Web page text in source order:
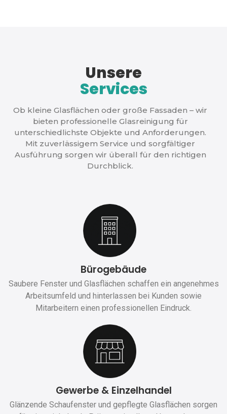
Unsere
Services
Ob kleine Glasflächen oder große Fassaden – wir
bieten professionelle Glasreinigung für
unterschiedlichste Objekte und Anforderungen.
Mit zuverlässigem Service und sorgfältiger
Ausführung sorgen wir überall für den richtigen
Durchblick.
Bürogebäude
Saubere Fenster und Glasflächen schaffen ein angenehmes
Arbeitsumfeld und hinterlassen bei Kunden sowie
Mitarbeitern einen professionellen Eindruck.
Gewerbe & Einzelhandel
Glänzende Schaufenster und gepflegte Glasflächen sorgen